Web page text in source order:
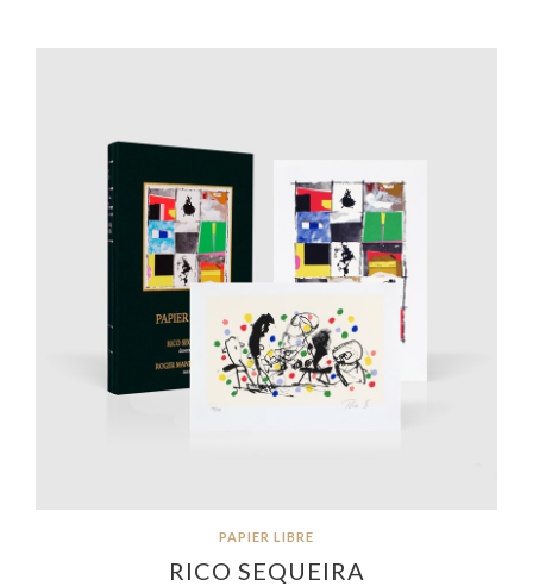
PAPIER LIBRE
RICO SEQUEIRA